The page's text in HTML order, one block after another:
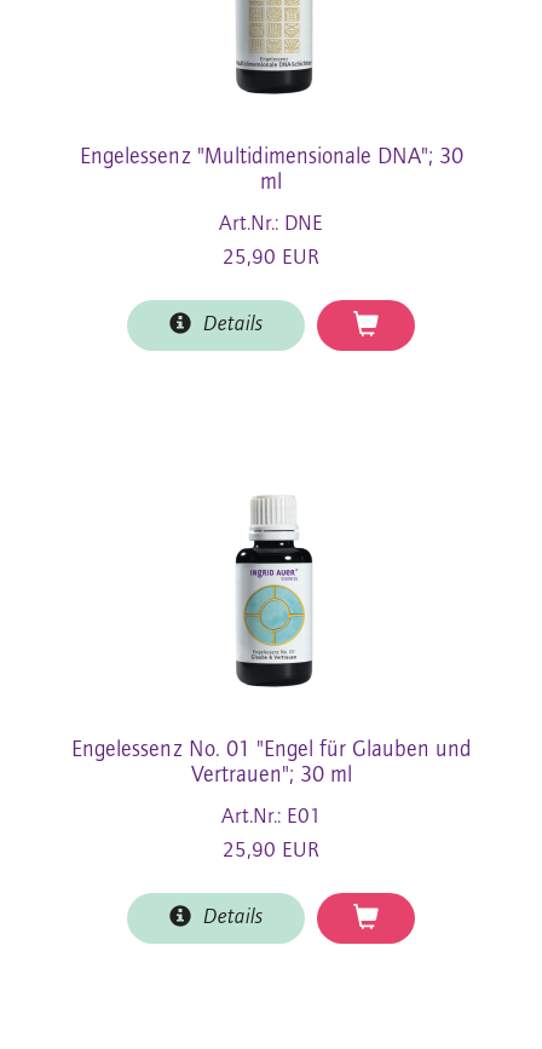
Engelessenz "Multidimensionale DNA"; 30
ml
Art.Nr.: DNE
25,90 EUR
Details
Engelessenz No. 01 "Engel für Glauben und
Vertrauen"; 30 ml
Art.Nr.: E01
25,90 EUR
Details